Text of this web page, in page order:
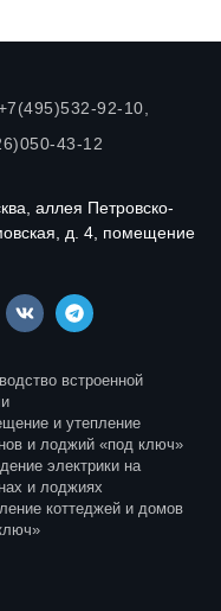
92-10,
43-12
аллея Петровско-
д. 4, помещение
встроенной
и утепление
и лоджий «под ключ»
электрики на
и лоджиях
коттеджей и домов